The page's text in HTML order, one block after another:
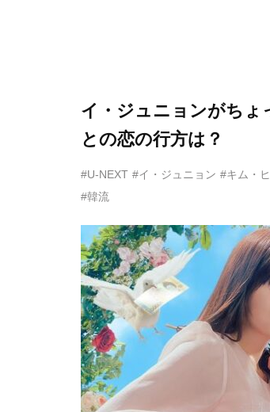
イ・ジュニョンがちょ
との恋の行方は？
#U-NEXT #イ・ジュニョン #キム・
#韓流